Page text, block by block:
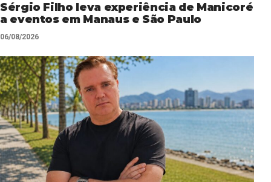
Sérgio Filho leva experiência de Manicoré
a eventos em Manaus e São Paulo
06/08/2026